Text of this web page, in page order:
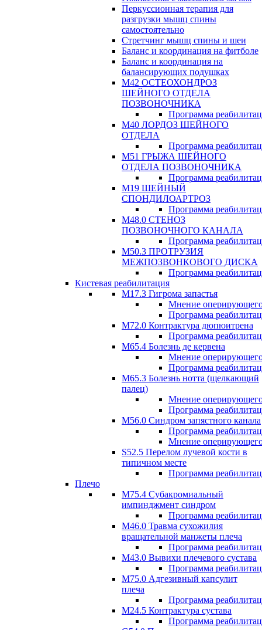
Перкуссионная терапия для
разгрузки мышц спины
самостоятельно
Стретчинг мышц спины и шеи
Баланс и координация на фитболе
Баланс и координация на
балансирующих подушках
М42 ОСТЕОХОНДРОЗ
ШЕЙНОГО ОТДЕЛА
ПОЗВОНОЧНИКА
Программа
М40 ЛОРДОЗ ШЕЙНОГО
ОТДЕЛА
Программа
М51 ГРЫЖА ШЕЙНОГО
ОТДЕЛА ПОЗВОНОЧНИКА
Программа
М19 ШЕЙНЫЙ
СПОНДИЛОАРТРОЗ
Программа
М48.0 СТЕНОЗ
ПОЗВОНОЧНОГО КАНАЛА
Программа
М50.3 ПРОТРУЗИЯ
МЕЖПОЗВОНКОВОГО ДИСКА
Программа
Кистевая реабилитация
M17.3 Гигрома запастья
Мнение
Программа
М72.0 Контрактура дюпюитрена
Программа
M65.4 Болезнь де кервена
Мнение
Программа
М65.3 Болезнь нотта (щелкающий
палец)
Мнение
Программа
M56.0 Синдром запястного канала
Программа
Мнение
S52.5 Перелом лучевой кости в
типичном месте
Программа
Плечо
М75.4 Субакромиальный
импинджмент синдром
Программа
М46.0 Травма сухожилия
вращательной манжеты плеча
Программа
M43.0 Вывихи плечевого сустава
Программа
М75.0 Адгезивный капсулит
плеча
Программа
M24.5 Контрактура сустава
Программа